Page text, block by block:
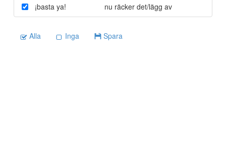
¡basta ya! nu räcker det/lägg av
Alla Inga Spara